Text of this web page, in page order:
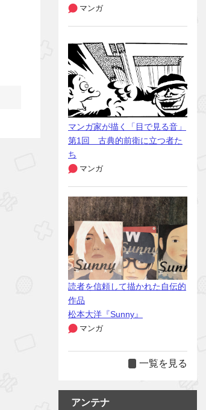
マンガ
マンガ家が描く「目で見る音」
第1回 古典的前衛に立つ者た
ち
マンガ
読者を信頼して描かれた自伝的
作品
松本大洋『Sunny』
マンガ
一覧を見る
アンテナ